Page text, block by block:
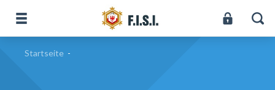
Startseite -